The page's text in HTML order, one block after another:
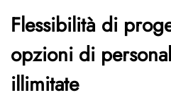
Flessibilità di
opzioni di
illimitate